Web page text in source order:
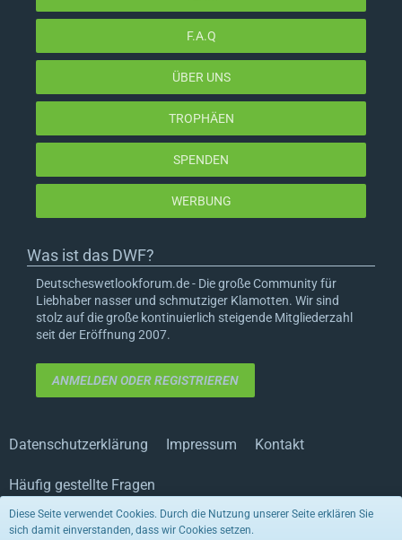
F.A.Q
ÜBER UNS
TROPHÄEN
SPENDEN
WERBUNG
Was ist das DWF?
Deutscheswetlookforum.de - Die große Community für
Liebhaber nasser und schmutziger Klamotten. Wir sind
stolz auf die große kontinuierlich steigende Mitgliederzahl
seit der Eröffnung 2007.
ANMELDEN ODER REGISTRIEREN
Datenschutzerklärung Impressum Kontakt
Häufig gestellte Fragen
Stil von:ForoStyle
Diese Seite verwendet Cookies. Durch die Nutzung unserer Seite erklären Sie
sich damit einverstanden, dass wir Cookies setzen.